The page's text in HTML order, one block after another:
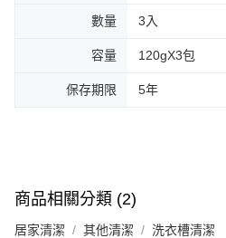
數量 3入
容量 120gX3包
保存期限 5年
商品相關分類 (2)
居家清潔 其他清潔 洗衣槽清潔